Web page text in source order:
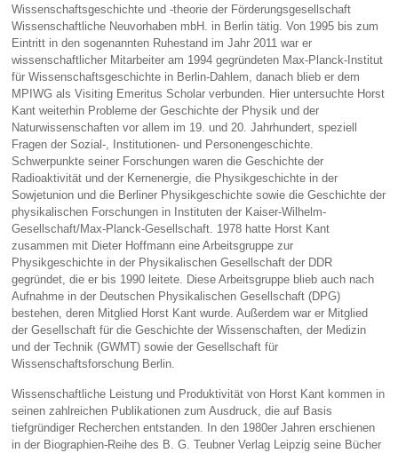
Wissenschaftsgeschichte und -theorie der Förderungsgesellschaft
Wissenschaftliche Neuvorhaben mbH. in Berlin tätig. Von 1995 bis zum
Eintritt in den sogenannten Ruhestand im Jahr 2011 war er
wissenschaftlicher Mitarbeiter am 1994 gegründeten Max-Planck-Institut
für Wissenschaftsgeschichte in Berlin-Dahlem, danach blieb er dem
MPIWG als Visiting Emeritus Scholar verbunden. Hier untersuchte Horst
Kant weiterhin Probleme der Geschichte der Physik und der
Naturwissenschaften vor allem im 19. und 20. Jahrhundert, speziell
Fragen der Sozial-, Institutionen- und Personengeschichte.
Schwerpunkte seiner Forschungen waren die Geschichte der
Radioaktivität und der Kernenergie, die Physikgeschichte in der
Sowjetunion und die Berliner Physikgeschichte sowie die Geschichte der
physikalischen Forschungen in Instituten der Kaiser-Wilhelm-
Gesellschaft/Max-Planck-Gesellschaft. 1978 hatte Horst Kant
zusammen mit Dieter Hoffmann eine Arbeitsgruppe zur
Physikgeschichte in der Physikalischen Gesellschaft der DDR
gegründet, die er bis 1990 leitete. Diese Arbeitsgruppe blieb auch nach
Aufnahme in der Deutschen Physikalischen Gesellschaft (DPG)
bestehen, deren Mitglied Horst Kant wurde. Außerdem war er Mitglied
der Gesellschaft für die Geschichte der Wissenschaften, der Medizin
und der Technik (GWMT) sowie der Gesellschaft für
Wissenschaftsforschung Berlin.
Wissenschaftliche Leistung und Produktivität von Horst Kant kommen in
seinen zahlreichen Publikationen zum Ausdruck, die auf Basis
tiefgründiger Recherchen entstanden. In den 1980er Jahren erschienen
in der Biographien-Reihe des B. G. Teubner Verlag Leipzig seine Bücher